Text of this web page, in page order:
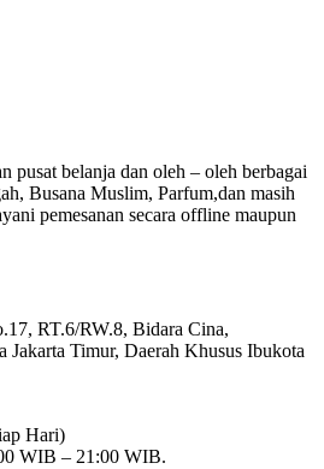
belanja dan oleh – oleh berbagai
Busana Muslim, Parfum,dan masih
pemesanan secara offline maupun
RT.6/RW.8, Bidara Cina,
Jakarta Timur, Daerah Khusus Ibukota
Hari)
WIB – 21:00 WIB.